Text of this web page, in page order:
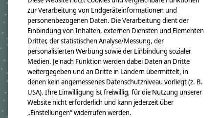
Geschwisterschultüte
aus Stoff mit
Schmetterling und
Geschwisterschultüte
passend zu Step by Step
Geschwistertüte Turtle
zur Verarbeitung von Endgeräteinformationen und
personenbezogenen Daten. Die Verarbeitung dient der
Einbindung von Inhalten, externen Diensten und Elementen
Dritter, der statistischen Analyse/Messung, der
personalisierten Werbung sowie der Einbindung sozialer
Medien. Je nach Funktion werden dabei Daten an Dritte
weitergegeben und an Dritte in Ländern übermittelt, in
denen kein angemessenes Datenschutzniveau vorliegt (z. B.
USA). Ihre Einwilligung ist freiwillig, für die Nutzung unserer
Website nicht erforderlich und kann jederzeit über
„Einstellungen“ widerrufen werden.